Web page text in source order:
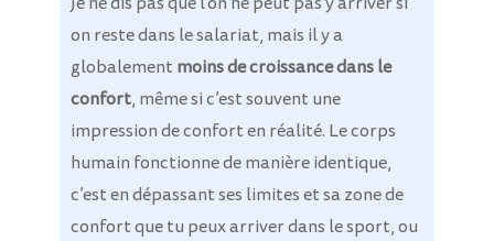
on reste dans le salariat, mais il y a
globalementmoins de croissance dans le
confort, même si c’est souvent une
impression de confort en réalité. Le corps
humain fonctionne de manière identique,
c’est en dépassant ses limites et sa zone de
confort que tu peux arriver dans le sport, ou